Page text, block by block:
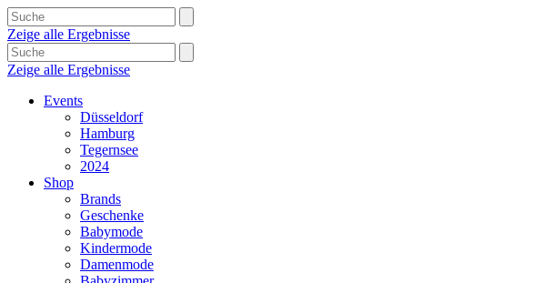
Zeige alle Ergebnisse
Zeige alle Ergebnisse
Events
Düsseldorf
Hamburg
Tegernsee
2024
Shop
Brands
Geschenke
Babymode
Kindermode
Damenmode